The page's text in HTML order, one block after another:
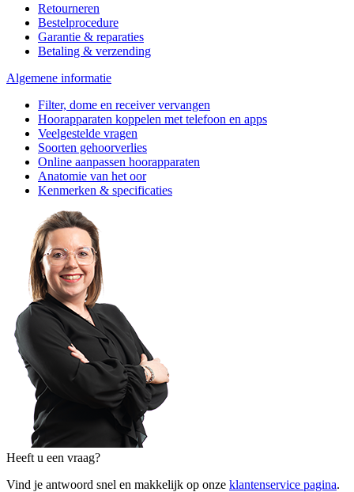
Retourneren
Bestelprocedure
Garantie & reparaties
Betaling & verzending
Algemene informatie
Filter, dome en receiver vervangen
Hoorapparaten koppelen met telefoon en apps
Veelgestelde vragen
Soorten gehoorverlies
Online aanpassen hoorapparaten
Anatomie van het oor
Kenmerken & specificaties
Heeft u een vraag?
Vind je antwoord snel en makkelijk op onze klantenservice pagina.